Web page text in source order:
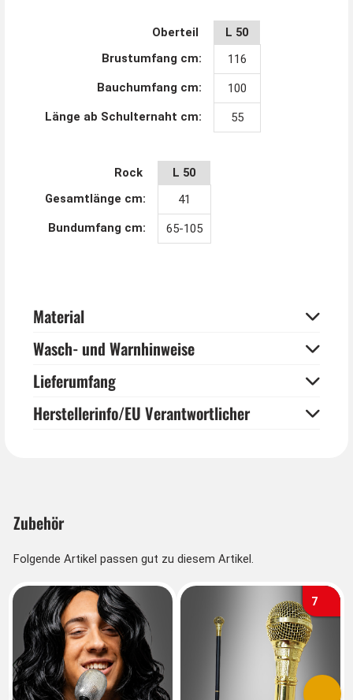
HEMD: 90,00% BAUMWOLLE 10,00% SPANDEX
ROCK: 68,00% POLYESTER 32,00% POLYURETHAN
Oberteil
L 50
Brustumfang cm:
116
Bauchumfang cm:
100
Länge ab Schulternaht cm:
55
Rock
L 50
Gesamtlänge cm:
41
Bundumfang cm:
65-105
Material
Wasch- und Warnhinweise
Lieferumfang
Herstellerinfo/EU Verantwortlicher
Zubehör
Folgende Artikel passen gut zu diesem Artikel.
7